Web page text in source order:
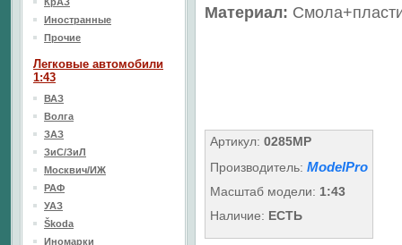
Материал:
Артикул: 0285MP
Производитель: ModelPro
Масштаб модели: 1:43
Наличие: ЕСТЬ
Иностранные
Прочие
Легковые автомобили
1:43
ВАЗ
Волга
ЗАЗ
ЗиС/ЗиЛ
Москвич/ИЖ
РАФ
УАЗ
Škoda
Иномарки